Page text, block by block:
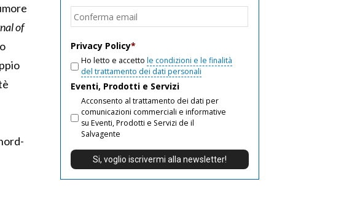
of
Privacy Policy*
Ho letto e accetto le condizioni e le finalità
del trattamento dei dati personali
Eventi, Prodotti e Servizi
Acconsento al trattamento dei dati per
comunicazioni commerciali e informative
su Eventi, Prodotti e Servizi de il
Salvagente